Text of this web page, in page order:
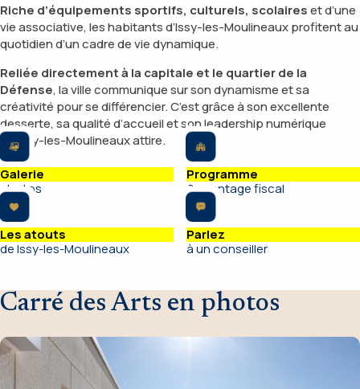
Riche d’équipements sportifs, culturels, scolaireset d’une
vie associative, les habitants d’Issy-les-Moulineaux profitent au
quotidien d’un cadre de vie dynamique.
Reliée directement à la capitale et le quartier de la
Défense, la ville communique sur son dynamisme et sa
créativité pour se différencier. C’est grâce à son excellente
desserte, sa qualité d’accueil et son leadership numérique
qu’Issy-les-Moulineaux attire.
Galerie
photos
Programme
& avantage fiscal
Les atouts
de Issy-les-Moulineaux
Parlez
à un conseiller
Carré des Arts en photos